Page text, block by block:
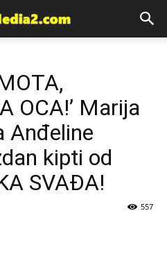
OCA!’ Marija
Anđeline
kipti od
SVAĐA!
557